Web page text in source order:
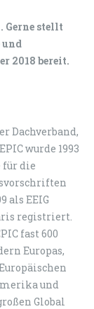
stellt
und
2018 bereit.
Dachverband,
wurde 1993
die
als EEIG
registriert.
fast 600
Europas,
und
Global